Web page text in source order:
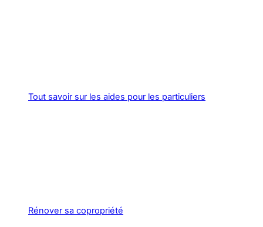
Tout savoir sur les aides pour les particuliers
Rénover sa copropriété